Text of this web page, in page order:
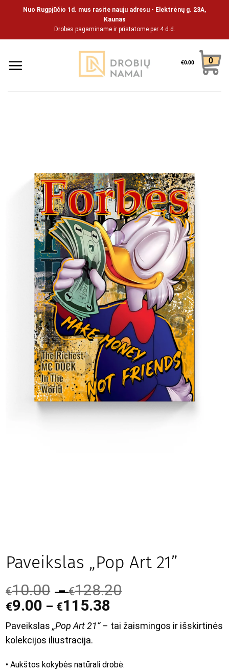
Nuo Rugpjūčio 1d. mus rasite nauju adresu - Elektrėnų g. 23A,
Kaunas
Drobes pagaminame ir pristatome per 4 d.d.
€0.00 0
Paveikslas „Pop Art 21”
€10.00 –€128.20
€9.00 – €115.38
Paveikslas„Pop Art 21”– tai žaismingos ir išskirtinės
kolekcijos iliustracija.
• Aukštos kokybės natūrali drobė.